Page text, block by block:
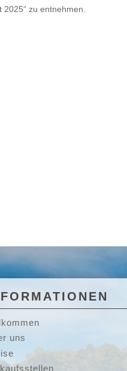
zu entnehmen.
uns